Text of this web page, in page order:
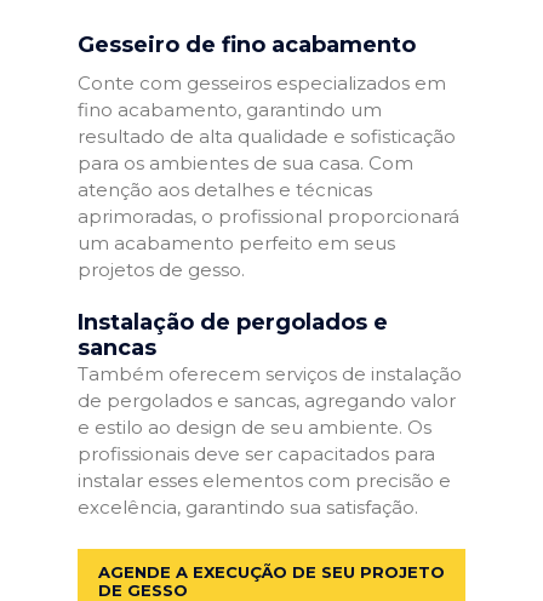
Gesseiro de fino acabamento
Conte com gesseiros especializados em
fino acabamento, garantindo um
resultado de alta qualidade e sofisticação
para os ambientes de sua casa. Com
atenção aos detalhes e técnicas
aprimoradas, o profissional proporcionará
um acabamento perfeito em seus
projetos de gesso.
Instalação de pergolados e
sancas
Também oferecem serviços de instalação
de pergolados e sancas, agregando valor
e estilo ao design de seu ambiente. Os
profissionais deve ser capacitados para
instalar esses elementos com precisão e
excelência, garantindo sua satisfação.
AGENDE A EXECUÇÃO DE SEU PROJETO
DE GESSO